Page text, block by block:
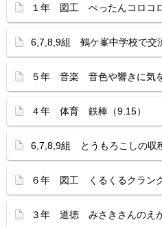
１年 図工 ぺったんコロコ
6,7,8,9組 鶴ケ峯中学校で交
５年 音楽 音色や響きに気
４年 体育 鉄棒（9.15）
6,7,8,9組 とうもろこしの収
６年 図工 くるくるクラン
３年 道徳 みさきさんのえ